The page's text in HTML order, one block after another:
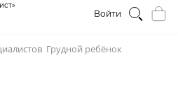
Войти
Грудной ребёнок